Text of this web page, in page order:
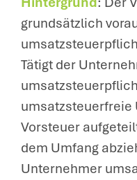
grundsätzlich
Tätigt der
umsatzsteuerfreie
Vorsteuer
dem Umfang
Unternehmer